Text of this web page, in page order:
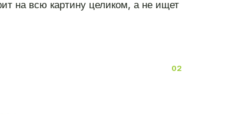
на всю картину целиком, а не ищет